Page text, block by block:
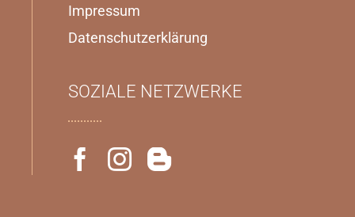
Impressum
Datenschutzerklärung
SOZIALE NETZWERKE